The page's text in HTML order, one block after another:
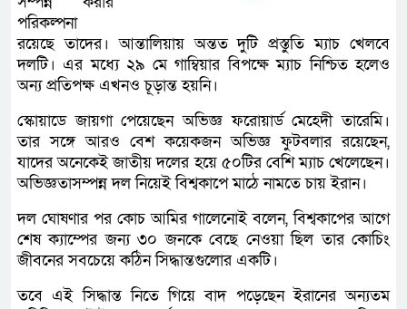
পরিকল্পনা
রয়েছে তাদের। আন্তালিয়ায় অন্তত দুটি প্রস্তুতি ম্যাচ খেলবে
দলটি। এর মধ্যে ২৯ মে গাম্বিয়ার বিপক্ষে ম্যাচ নিশ্চিত হলেও
অন্য প্রতিপক্ষ এখনও চূড়ান্ত হয়নি।
স্কোয়াডে জায়গা পেয়েছেন অভিজ্ঞ ফরোয়ার্ড মেহেদী তারেমি।
তার সঙ্গে আরও বেশ কয়েকজন অভিজ্ঞ ফুটবলার রয়েছেন,
যাদের অনেকেই জাতীয় দলের হয়ে ৫০টির বেশি ম্যাচ খেলেছেন।
অভিজ্ঞতাসম্পন্ন দল নিয়েই বিশ্বকাপে মাঠে নামতে চায় ইরান।
দল ঘোষণার পর কোচ আমির গালেনোই বলেন, বিশ্বকাপের আগে
শেষ ক্যাম্পের জন্য ৩০ জনকে বেছে নেওয়া ছিল তার কোচিং
জীবনের সবচেয়ে কঠিন সিদ্ধান্তগুলোর একটি।
তবে এই সিদ্ধান্ত নিতে গিয়ে বাদ পড়েছেন ইরানের অন্যতম